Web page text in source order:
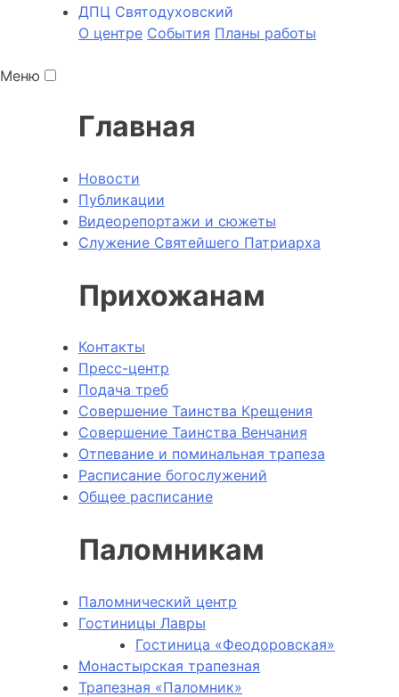
ДПЦ Святодуховский
О центре События Планы работы
Меню
Главная
Новости
Публикации
Видеорепортажи и сюжеты
Служение Святейшего Патриарха
Прихожанам
Контакты
Пресс-центр
Подача треб
Совершение Таинства Крещения
Совершение Таинства Венчания
Отпевание и поминальная трапеза
Расписание богослужений
Общее расписание
Паломникам
Паломнический центр
Гостиницы Лавры
Гостиница «Феодоровская»
Монастырская трапезная
Трапезная «Паломник»